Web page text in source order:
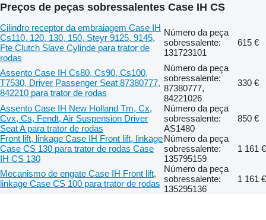
Preços de peças sobressalentes Case IH CS
Cilindro receptor da embraiagem Case IH
Cs110, 120, 130, 150, Steyr 9125, 9145,
Fte Clutch Slave Cylinde para trator de
rodas
Número da peça
sobressalente:
131723101
615 €
Assento Case IH Cs80, Cs90, Cs100,
T7530, Driver Passenger Seat 87380777,
842210 para trator de rodas
Número da peça
sobressalente:
87380777,
84221026
330 €
Assento Case IH New Holland Tm, Cx,
Cvx, Cs, Fendt, Air Suspension Driver
Seat A para trator de rodas
Número da peça
sobressalente:
AS1480
850 €
Front lift, linkage Case IH Front lift, linkage
Case CS 130 para trator de rodas Case
IH CS 130
Número da peça
sobressalente:
135795159
1 161 €
Mecanismo de engate Case IH Front lift,
linkage Case CS 100 para trator de rodas
Número da peça
sobressalente:
135295136
1 161 €